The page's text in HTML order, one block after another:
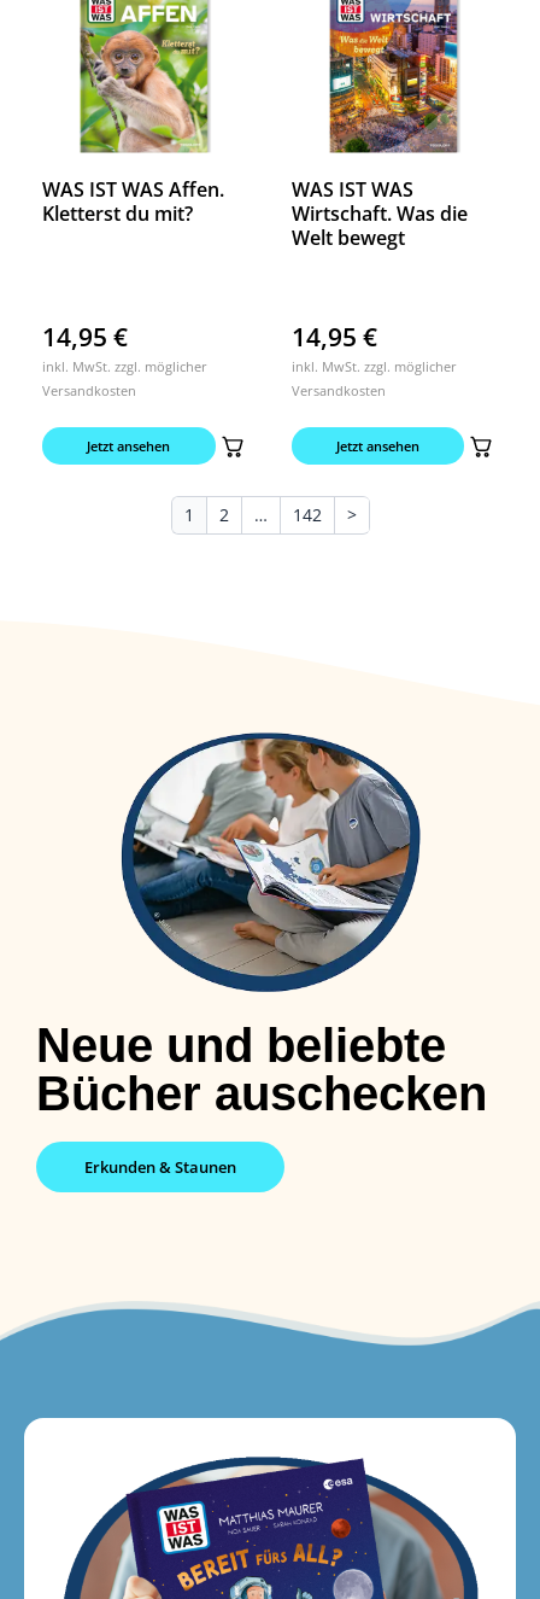
WAS IST WAS Affen.
Kletterst du mit?
14,95 €
inkl. MwSt. zzgl. möglicher
Versandkosten
Jetzt ansehen
WAS IST WAS
Wirtschaft. Was die
Welt bewegt
14,95 €
inkl. MwSt. zzgl. möglicher
Versandkosten
Jetzt ansehen
1 2 … 142 >
Neue und beliebte
Bücher auschecken
Erkunden & Staunen